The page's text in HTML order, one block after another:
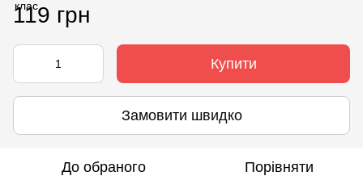
119 грн
Купити
Замовити швидко
До обраного Порівняти